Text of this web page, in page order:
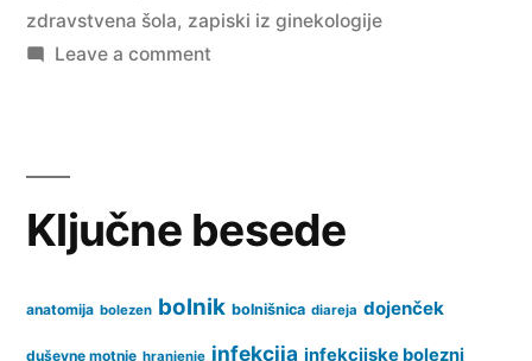
zdravstvena šola, zapiski iz ginekologije
Leave a commenton
šola
Ključne besede
anatomija bolezen bolnik bolnišnica diareja dojenček
duševne motnje hranjenje infekcija infekcijske bolezni